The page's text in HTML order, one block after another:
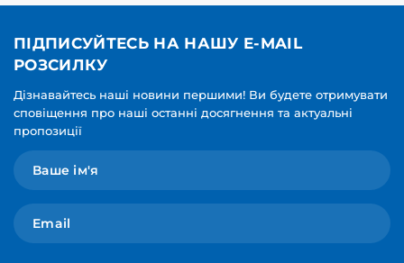
ПІДПИСУЙТЕСЬ НА НАШУ E-MAIL
РОЗСИЛКУ
Дізнавайтесь наші новини першими! Ви будете отримувати
сповіщення про наші останні досягнення та актуальні
пропозиції